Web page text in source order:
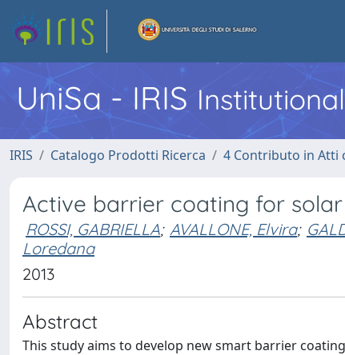
UniSa - IRIS
IRIS Catalogo Prodotti Ricerca 4 Contributo in Atti
Active barrier coating for
ROSSI, GABRIELLA; AVALLONE, Elvira;
Loredana
2013
Abstract
This study aims to develop new smart barrier